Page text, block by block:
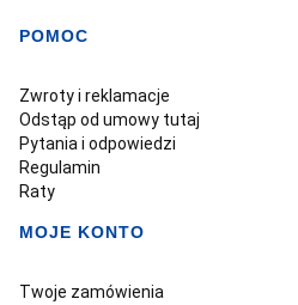
Linki w stopce
POMOC
Zwroty i reklamacje
Odstąp od umowy tutaj
Pytania i odpowiedzi
Regulamin
Raty
MOJE KONTO
Twoje zamówienia